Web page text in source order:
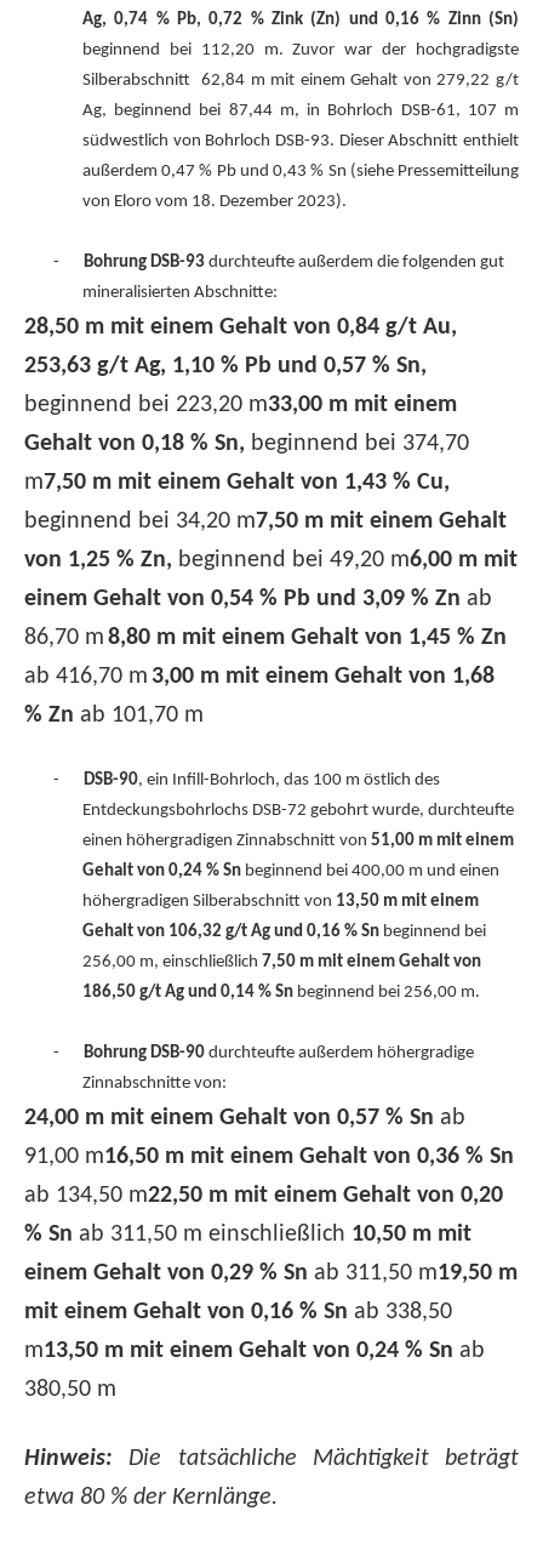
Ag, 0,74 % Pb, 0,72 % Zink (Zn) und 0,16 % Zinn (Sn)
beginnend bei 112,20 m. Zuvor war der hochgradigste
Silberabschnitt
62,84 m mit einem Gehalt von 279,22 g/t
Ag, beginnend bei 87,44 m, in Bohrloch DSB-61, 107 m
südwestlich von Bohrloch DSB-93. Dieser Abschnitt enthielt
außerdem 0,47 % Pb und 0,43 % Sn (siehe Pressemitteilung
von Eloro vom 18. Dezember 2023).
- Bohrung DSB-93 durchteufte außerdem die folgenden gut
mineralisierten Abschnitte:
28,50 m mit einem Gehalt von 0,84 g/t Au,
253,63 g/t Ag, 1,10 % Pb und 0,57 % Sn,
beginnend bei 223,20 m33,00 m mit einem
Gehalt von 0,18 % Sn, beginnend bei 374,70
m7,50 m mit einem Gehalt von 1,43 % Cu,
beginnend bei 34,20 m7,50 m mit einem Gehalt
von 1,25 % Zn, beginnend bei 49,20 m6,00 m mit
einem Gehalt von 0,54 % Pb und 3,09 % Zn ab
86,70 m 8,80 m mit einem Gehalt von 1,45 % Zn
ab 416,70 m 3,00 m mit einem Gehalt von 1,68
% Zn ab 101,70 m
- DSB-90, ein Infill-Bohrloch, das 100 m östlich des
Entdeckungsbohrlochs DSB-72 gebohrt wurde, durchteufte
einen höhergradigen Zinnabschnitt von 51,00 m mit einem
Gehalt von 0,24 % Sn beginnend bei 400,00 m und einen
höhergradigen Silberabschnitt von 13,50 m mit einem
Gehalt von 106,32 g/t Ag und 0,16 % Sn beginnend bei
256,00 m, einschließlich 7,50 m mit einem Gehalt von
186,50 g/t Ag und 0,14 % Sn beginnend bei 256,00 m.
- Bohrung DSB-90 durchteufte außerdem höhergradige
Zinnabschnitte von:
24,00 m mit einem Gehalt von 0,57 % Sn ab
91,00 m16,50 m mit einem Gehalt von 0,36 % Sn
ab 134,50 m22,50 m mit einem Gehalt von 0,20
% Sn ab 311,50 m einschließlich 10,50 m mit
einem Gehalt von 0,29 % Sn ab 311,50 m19,50 m
mit einem Gehalt von 0,16 % Sn ab 338,50
m13,50 m mit einem Gehalt von 0,24 % Sn ab
380,50 m
Hinweis: Die tatsächliche Mächtigkeit beträgt
etwa 80 % der Kernlänge.